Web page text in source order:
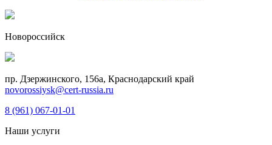
Новороссийск
пр. Дзержинского, 156a, Краснодарский край
novorossiysk@cert-russia.ru
8 (961) 067-01-01
Наши услуги